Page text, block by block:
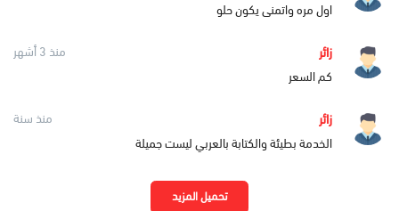
اول مره واتمنى يكون حلو
زائر
منذ 3 أشهر
كم السعر
زائر
منذ سنة
الخدمة بطيئة والكتابة بالعربي ليست جميلة
تحميل المزيد